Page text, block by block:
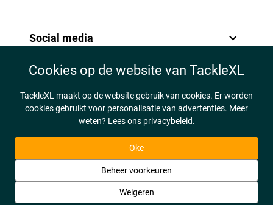
Social media
Cookies op de website van TackleXL
TackleXL maakt op de website gebruik van cookies. Er worden
cookies gebruikt voor personalisatie van advertenties. Meer
weten? Lees ons privacybeleid.
Oke
Beheer voorkeuren
Weigeren